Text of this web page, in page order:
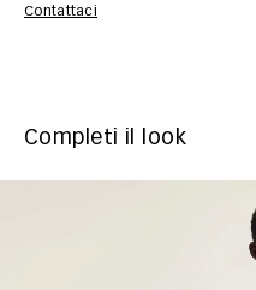
Contattaci
Completi il look